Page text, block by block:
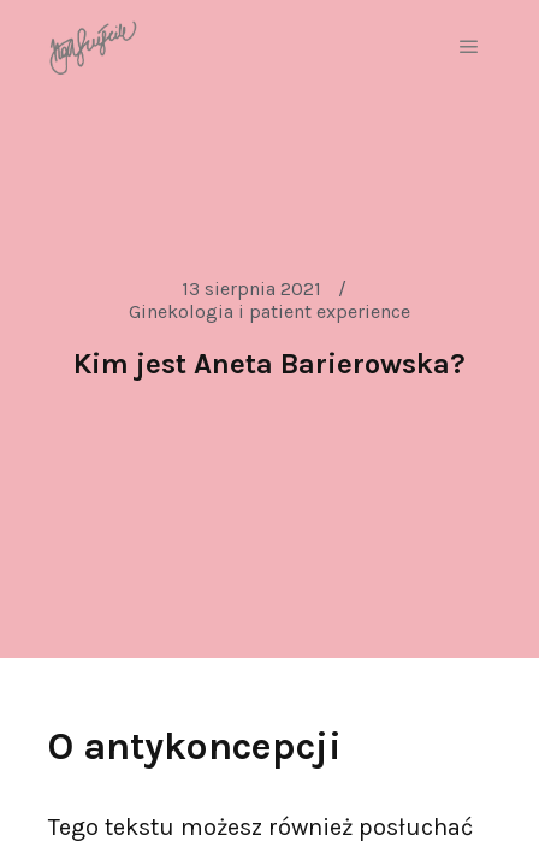
13 sierpnia 2021
Ginekologia i patient experience
Kim jest Aneta Barierowska?
O antykoncepcji
Tego tekstu możesz również posłuchać